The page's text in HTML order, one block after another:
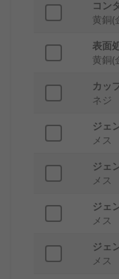
コン
黄銅(
表面
黄銅(
カッ
ネジ
ジェ
メス
ジェ
メス
ジェ
メス
ジェ
メス